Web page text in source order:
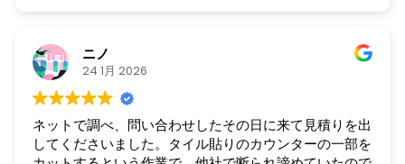
ニノ
24 1月 2026
ネットで調べ、問い合わせしたその日に来て見積りを出
してくださいました。タイル貼りのカウンターの一部を